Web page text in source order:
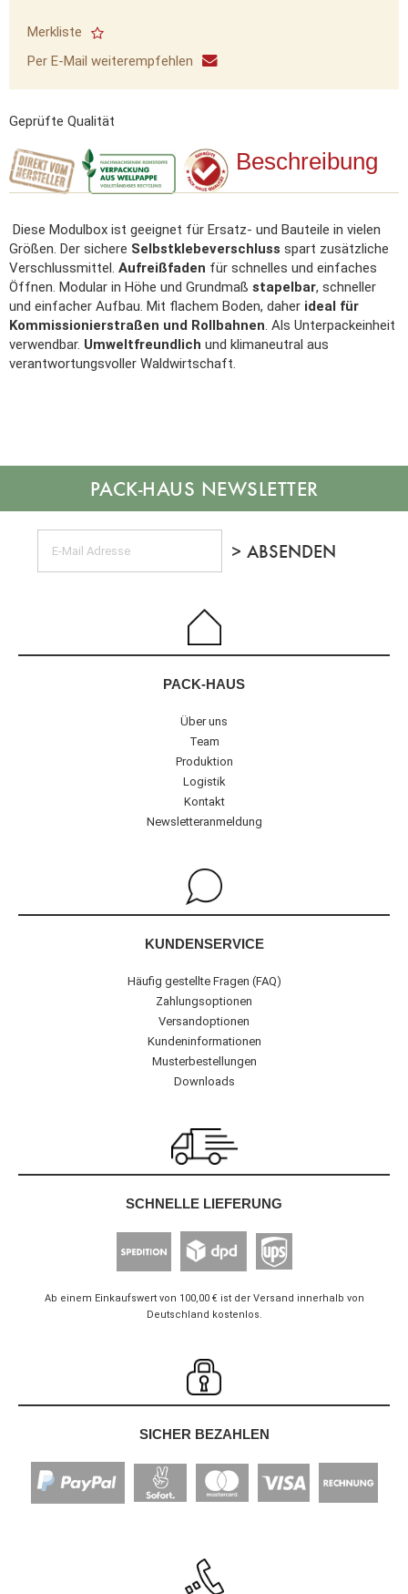
Merkliste
Per E-Mail weiterempfehlen
Geprüfte Qualität
Beschreibung
Diese Modulbox ist geeignet für Ersatz- und Bauteile in vielen
Größen. Der sichere Selbstklebeverschluss spart zusätzliche
Verschlussmittel. Aufreißfaden für schnelles und einfaches
Öffnen. Modular in Höhe und Grundmaß stapelbar, schneller
und einfacher Aufbau. Mit flachem Boden, daher ideal für
Kommissionierstraßen und Rollbahnen. Als Unterpackeinheit
verwendbar. Umweltfreundlich und klimaneutral aus
verantwortungsvoller Waldwirtschaft.
NEWSLETTER
PACK-HAUS
Über uns
Team
Produktion
Logistik
Kontakt
Newsletteranmeldung
KUNDENSERVICE
Häufig gestellte Fragen (FAQ)
Zahlungsoptionen
Versandoptionen
Kundeninformationen
Musterbestellungen
Downloads
SCHNELLE LIEFERUNG
Ab einem Einkaufswert von 100,00 € ist der Versand innerhalb von
Deutschland kostenlos.
SICHER BEZAHLEN